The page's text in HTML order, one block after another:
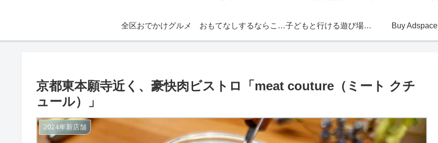
全区おでかけグルメ おもてなしするならこの店 子どもと行ける遊び場・お店 Buy Adspace
京都東本願寺近く、豪快肉ビストロ「meat couture（ミート クチ
ュール）」
2024年新店舗